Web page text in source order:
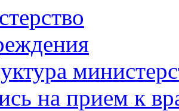
на прием к